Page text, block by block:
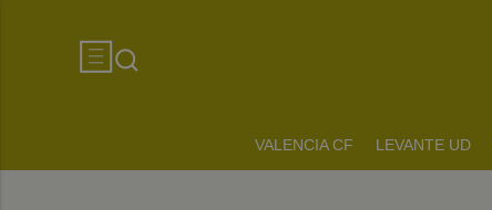
VALENCIA CF LEVANTE UD